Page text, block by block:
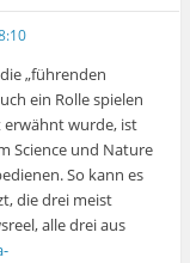
„führenden
ein Rolle spielen
wurde, ist
Science und Nature
So kann es
die drei meist
alle drei aus